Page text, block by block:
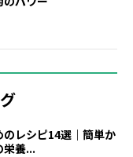
レシピ14選｜簡単か
栄養...